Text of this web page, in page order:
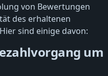
von Bewertungen
des erhaltenen
sind einige davon:
um